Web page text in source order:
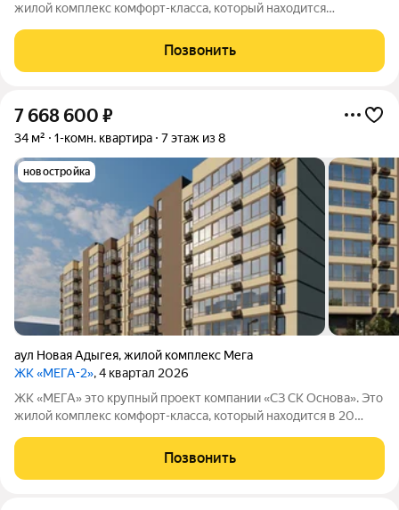
жилой комплекс комфорт-класса, который находится
Позвонить
7 668 600 ₽
34 м² 1-комн. квартира 7 этаж из 8
новостройка
аул Новая Адыгея,жилой комплекс Мега
ЖК «МЕГА-2», 4 квартал 2026
ЖК «МЕГА» это крупный проект компании «СЗ СК Основа». Это
жилой комплекс комфорт-класса, который находится в 20
Позвонить